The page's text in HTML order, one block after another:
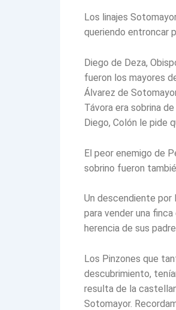
Los linajes
queriendo entroncar
Diego de Deza,
fueron los mayores
Álvarez de
Távora era sobrina
Diego, Colón le pide
El peor enemigo de
sobrino fueron
Un descendiente por
para vender una
herencia de sus
Los Pinzones que
descubrimiento,
resulta de la
Sotomayor.